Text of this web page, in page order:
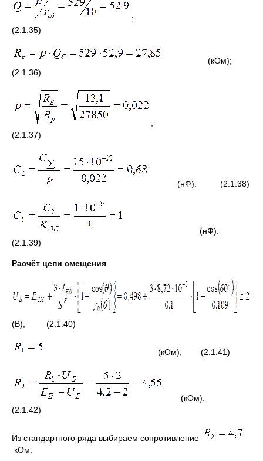
;
(2.1.35)
(кОм);
(2.1.36)
;
(2.1.37)
(нФ). (2.1.38)
(нФ).
(2.1.39)
Расчёт цепи смещения
(В); (2.1.40)
(кОм); (2.1.41)
(кОм).
(2.1.42)
Из стандартного ряда выбираем сопротивление
кОм.